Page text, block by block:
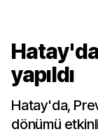
yapıldı
Hatay'da,
dönümü